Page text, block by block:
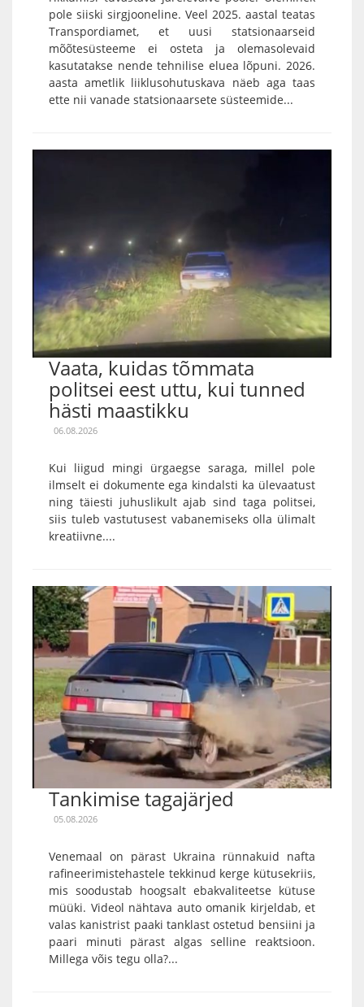
pole siiski sirgjooneline. Veel 2025. aastal teatas
Transpordiamet, et uusi statsionaarseid
mõõtesüsteeme ei osteta ja olemasolevaid
kasutatakse nende tehnilise eluea lõpuni. 2026.
aasta ametlik liiklusohutuskava näeb aga taas
ette nii vanade statsionaarsete süsteemide...
Vaata, kuidas tõmmata
politsei eest uttu, kui tunned
hästi maastikku
06.08.2026
Kui liigud mingi ürgaegse saraga, millel pole
ilmselt ei dokumente ega kindalsti ka ülevaatust
ning täiesti juhuslikult ajab sind taga politsei,
siis tuleb vastutusest vabanemiseks olla ülimalt
kreatiivne....
Tankimise tagajärjed
05.08.2026
Venemaal on pärast Ukraina rünnakuid nafta
rafineerimistehastele tekkinud kerge kütusekriis,
mis soodustab hoogsalt ebakvaliteetse kütuse
müüki. Videol nähtava auto omanik kirjeldab, et
valas kanistrist paaki tanklast ostetud bensiini ja
paari minuti pärast algas selline reaktsioon.
Millega võis tegu olla?...